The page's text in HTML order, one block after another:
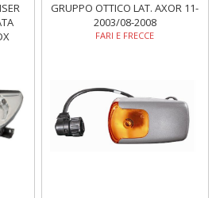
GRUPPO OTTICO LAT. AXOR 11-
2003/08-2008
FARI E FRECCE